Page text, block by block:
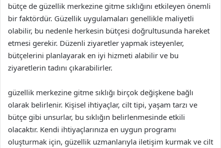
bütçe de güzellik merkezine gitme sıklığını etkileyen önemli
bir faktördür. Güzellik uygulamaları genellikle maliyetli
olabilir, bu nedenle herkesin bütçesi doğrultusunda hareket
etmesi gerekir. Düzenli ziyaretler yapmak isteyenler,
bütçelerini planlayarak en iyi hizmeti alabilir ve bu
ziyaretlerin tadını çıkarabilirler.
güzellik merkezine gitme sıklığı birçok değişkene bağlı
olarak belirlenir. Kişisel ihtiyaçlar, cilt tipi, yaşam tarzı ve
bütçe gibi unsurlar, bu sıklığın belirlenmesinde etkili
olacaktır. Kendi ihtiyaçlarınıza en uygun programı
oluşturmak için, güzellik uzmanlarıyla iletişim kurmak ve cilt